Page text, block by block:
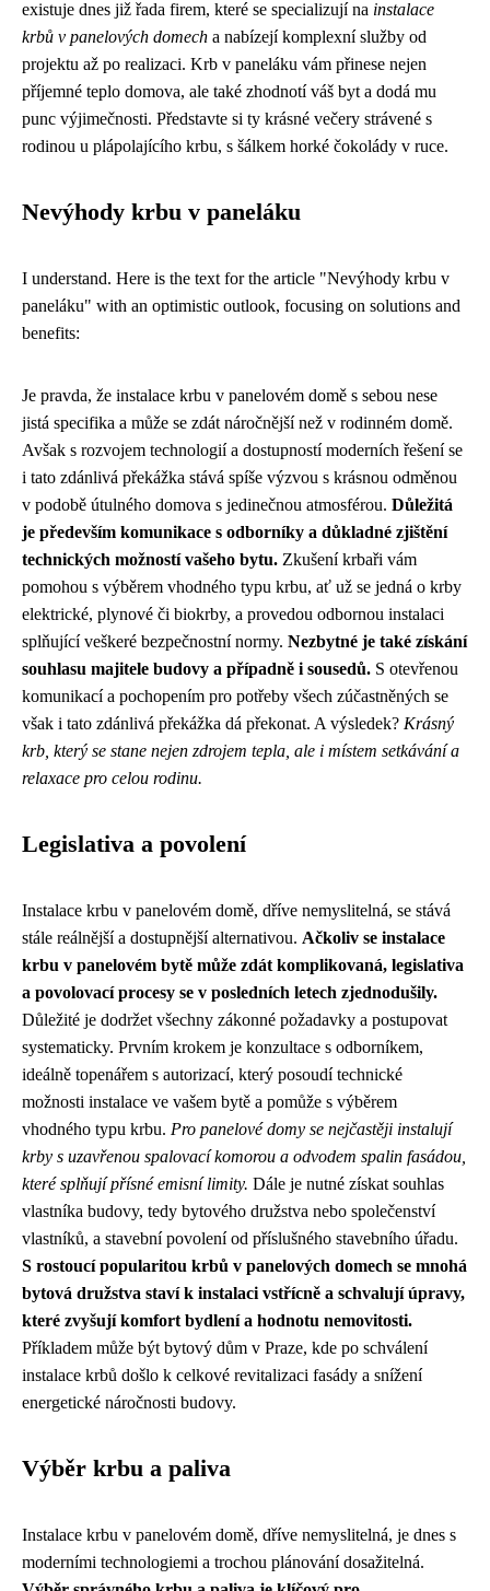
existuje dnes již řada firem, které se specializují na instalace
krbů v panelových domech a nabízejí komplexní služby od
projektu až po realizaci. Krb v paneláku vám přinese nejen
příjemné teplo domova, ale také zhodnotí váš byt a dodá mu
punc výjimečnosti. Představte si ty krásné večery strávené s
rodinou u plápolajícího krbu, s šálkem horké čokolády v ruce.
Nevýhody krbu v paneláku
I understand. Here is the text for the article "Nevýhody krbu v
paneláku" with an optimistic outlook, focusing on solutions and
benefits:
Je pravda, že instalace krbu v panelovém domě s sebou nese
jistá specifika a může se zdát náročnější než v rodinném domě.
Avšak s rozvojem technologií a dostupností moderních řešení se
i tato zdánlivá překážka stává spíše výzvou s krásnou odměnou
v podobě útulného domova s jedinečnou atmosférou. Důležitá
je především komunikace s odborníky a důkladné zjištění
technických možností vašeho bytu. Zkušení krbaři vám
pomohou s výběrem vhodného typu krbu, ať už se jedná o krby
elektrické, plynové či biokrby, a provedou odbornou instalaci
splňující veškeré bezpečnostní normy. Nezbytné je také získání
souhlasu majitele budovy a případně i sousedů. S otevřenou
komunikací a pochopením pro potřeby všech zúčastněných se
však i tato zdánlivá překážka dá překonat. A výsledek? Krásný
krb, který se stane nejen zdrojem tepla, ale i místem setkávání a
relaxace pro celou rodinu.
Legislativa a povolení
Instalace krbu v panelovém domě, dříve nemyslitelná, se stává
stále reálnější a dostupnější alternativou. Ačkoliv se instalace
krbu v panelovém bytě může zdát komplikovaná, legislativa
a povolovací procesy se v posledních letech zjednodušily.
Důležité je dodržet všechny zákonné požadavky a postupovat
systematicky. Prvním krokem je konzultace s odborníkem,
ideálně topenářem s autorizací, který posoudí technické
možnosti instalace ve vašem bytě a pomůže s výběrem
vhodného typu krbu. Pro panelové domy se nejčastěji instalují
krby s uzavřenou spalovací komorou a odvodem spalin fasádou,
které splňují přísné emisní limity. Dále je nutné získat souhlas
vlastníka budovy, tedy bytového družstva nebo společenství
vlastníků, a stavební povolení od příslušného stavebního úřadu.
S rostoucí popularitou krbů v panelových domech se mnohá
bytová družstva staví k instalaci vstřícně a schvalují úpravy,
které zvyšují komfort bydlení a hodnotu nemovitosti.
Příkladem může být bytový dům v Praze, kde po schválení
instalace krbů došlo k celkové revitalizaci fasády a snížení
energetické náročnosti budovy.
Výběr krbu a paliva
Instalace krbu v panelovém domě, dříve nemyslitelná, je dnes s
moderními technologiemi a trochou plánování dosažitelná.